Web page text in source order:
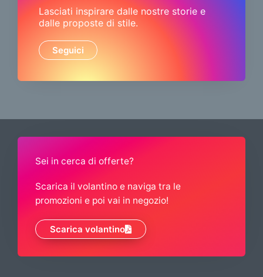
Lasciati inspirare dalle nostre storie e
dalle proposte di stile.
Seguici
Sei in cerca di offerte?
Scarica il volantino e naviga tra le
promozioni e poi vai in negozio!
Scarica volantino